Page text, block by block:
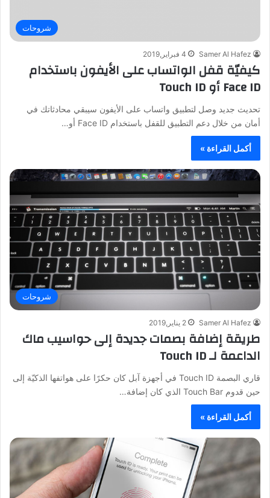
شروحات
Samer Al Hafez 4 فبراير,2019
كيفيّة قفل الواتساب على الأيفون باستخدام
Face ID أو Touch ID
تحديث جديد وصل لتطبيق واتساب على الأيفون سيبقي محادثاتك في
أمان من خلال دعم التطبيق للقفل باستخدام Face ID أو…
أكمل القراءة »
شروحات
Samer Al Hafez 2 يناير,2019
طريقة إضافة بصمات جديدة إلى حواسيب ماك
الداعمة لـ Touch ID
قاري البصمة Touch ID في أجهزة آبل كان حكرًا على هواتفها الذكيّة إلى
حين قدوم Touch Bar الذي كان إضافة…
أكمل القراءة »